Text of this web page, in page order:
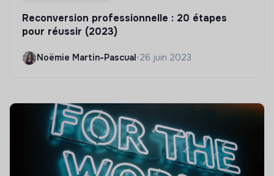
Reconversion professionnelle : 20 étapes
pour réussir (2023)
Noëmie Martin-Pascual •26 juin 2023